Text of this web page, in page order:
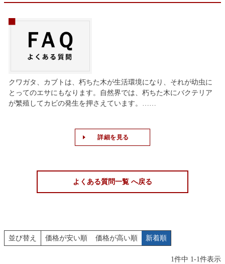
クワガタ、カブトは、朽ちた木が生活環境になり、それが幼虫に
とってのエサにもなります。自然界では、朽ちた木にバクテリア
が繁殖してカビの発生を押さえています。……
詳細を見る
よくある質問一覧 へ戻る
並び替え 価格が安い順 価格が高い順 新着順
1件中 1-1件表示